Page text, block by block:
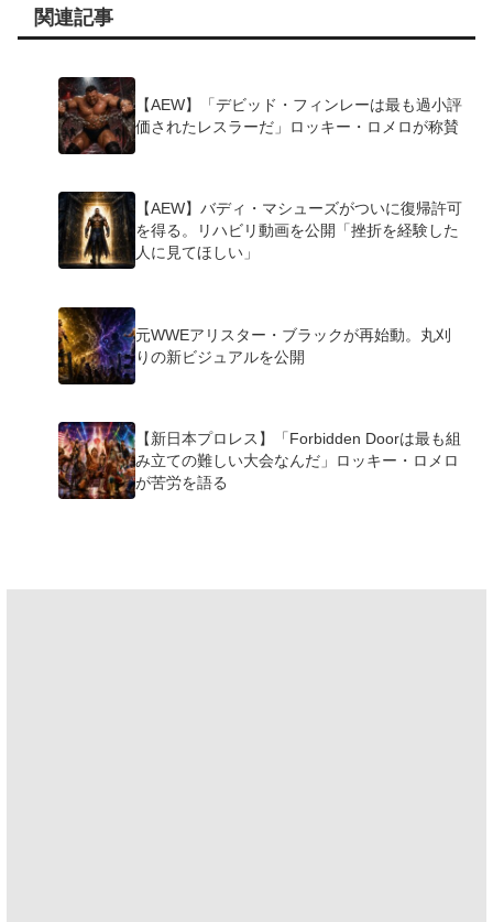
関連記事
【AEW】「デビッド・フィンレーは最も過小評
価されたレスラーだ」ロッキー・ロメロが称賛
【AEW】バディ・マシューズがついに復帰許可
を得る。リハビリ動画を公開「挫折を経験した
人に見てほしい」
元WWEアリスター・ブラックが再始動。丸刈
りの新ビジュアルを公開
【新日本プロレス】「Forbidden Doorは最も組
み立ての難しい大会なんだ」ロッキー・ロメロ
が苦労を語る